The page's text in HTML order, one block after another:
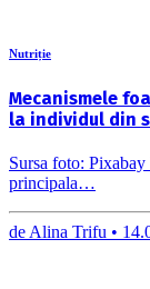
Nutriție
Mecanismele
la individul din
Sursa foto:
principala…
deAlina Trifu •